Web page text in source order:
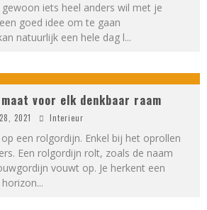
iets heel anders wil met je
goed idee om te gaan
natuurlijk een hele dag l...
voor elk denkbaar raam
2021 Interieur
een rolgordijn. Enkel bij het oprollen
Een rolgordijn rolt, zoals de naam
vouwt op. Je herkent een
...